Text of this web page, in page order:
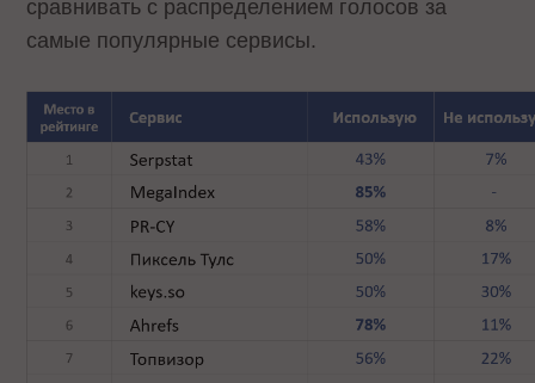
сравнивать с распределением голосов за
самые популярные сервисы.